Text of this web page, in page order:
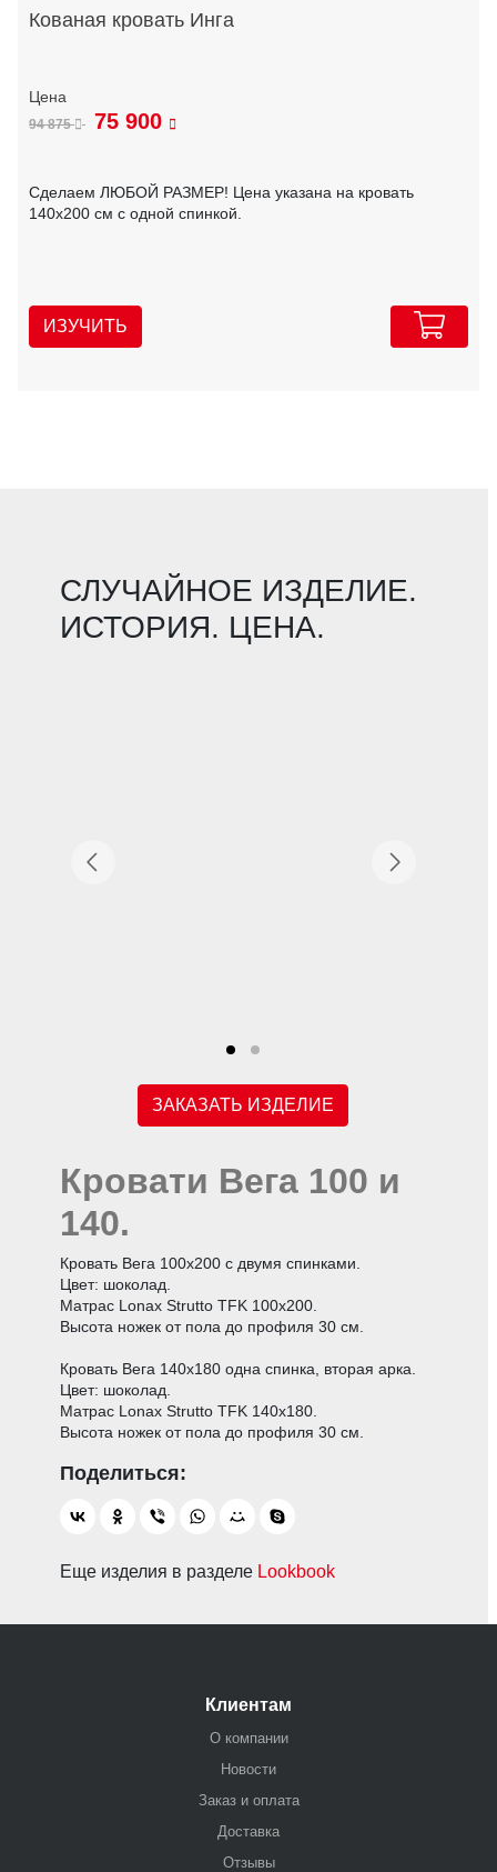
Кованая кровать Инга
94 875 75 900
Сделаем ЛЮБОЙ РАЗМЕР! Цена указана на кровать
140х200 см с одной спинкой.
ИЗУЧИТЬ
СЛУЧАЙНОЕ ИЗДЕЛИЕ.
ИСТОРИЯ. ЦЕНА.
ЗАКАЗАТЬ ИЗДЕЛИЕ
Кровати Вега 100 и
140.
Кровать Вега 100х200 с двумя спинками.
Цвет: шоколад.
Матрас Lonax Strutto TFK 100х200.
Высота ножек от пола до профиля 30 см.
Кровать Вега 140х180 одна спинка, вторая арка.
Цвет: шоколад.
Матрас Lonax Strutto TFK 140х180.
Высота ножек от пола до профиля 30 см.
Еще изделия в разделе Lookbook
Клиентам
О компании
Новости
Заказ и оплата
Доставка
Отзывы